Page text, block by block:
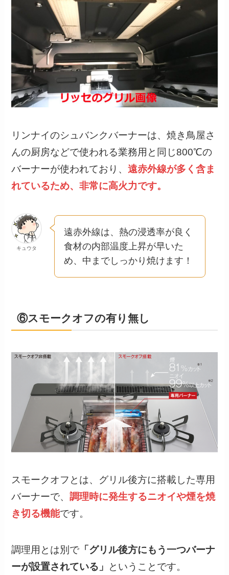
リンナイのシュバンクバーナーは、焼き鳥屋さ
んの厨房などで使われる業務用と同じ800℃の
バーナーが使われており、遠赤外線が多く含ま
れているため、非常に高火力です。
キュウタ
遠赤外線は、熱の浸透率が良く
食材の内部温度上昇が早いた
め、中までしっかり焼けます！
⑥スモークオフの有り無し
スモークオフとは、グリル後方に搭載した専用
バーナーで、調理時に発生するニオイや煙を焼
き切る機能です。
調理用とは別で 「グリル後方にもう一つバーナ
ーが設置されている」
ということです。